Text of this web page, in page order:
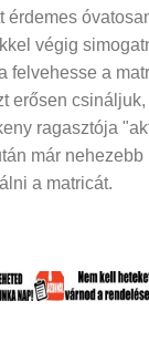
érdemes
végig
felvehesse a
erősen
ragasztója
már
a matricát.